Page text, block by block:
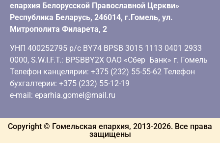
епархия Белорусской Православной Церкви»
Республика Беларусь, 246014, г.Гомель, ул.
Митрополита Филарета, 2
УНП 400252795 р/с BY74 BPSB 3015 1113 0401 2933
0000, S.W.I.F.T.: BPSBBY2X ОАО «Сбер Банк» г. Гомель
Телефон канцелярии: +375 (232) 55-55-62 Телефон
бухгалтерии: +375 (232) 55-12-19
e-mail: eparhia.gomel@mail.ru
Copyright © Гомельская епархия, 2013-2026. Все права
защищены